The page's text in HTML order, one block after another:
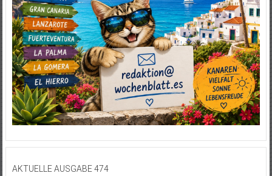
AKTUELLE AUSGABE 474